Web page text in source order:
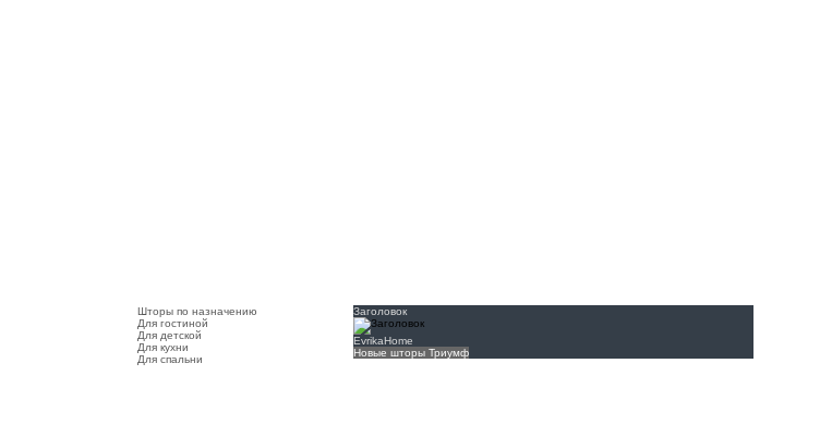
Шторы по назначению
Для гостиной
Для детской
Для кухни
Для спальни
Заголовок
EvrikaHome
Новые шторы Триумф